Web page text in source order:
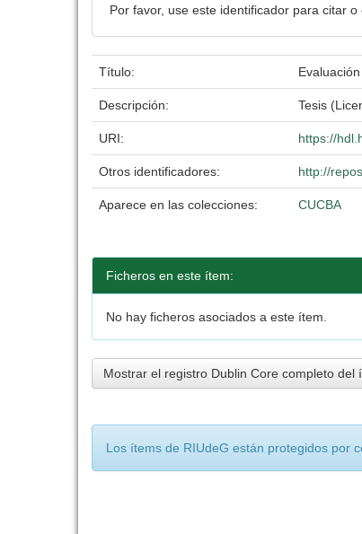
Por favor, use este identificador para citar
Título:
Descripción: Tesis
URI: https://
Otros identificadores: http://
Aparece en las colecciones: CUCBA
Ficheros en este ítem:
No hay ficheros asociados a este ítem.
Mostrar el registro Dublin Core completo del
Los ítems de RIUdeG están protegidos por